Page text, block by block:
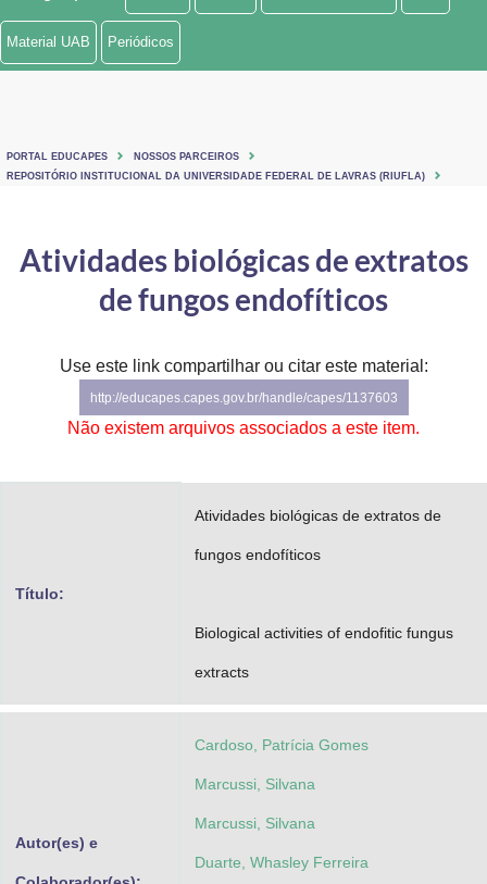
Ministério de Minas e Energia
Ministério do Turismo
Controladoria-Geral da União
Ministério da Mulher, da Família e dos Direitos Humanos
Secretaria-Geral
Planalto
Material UAB Periódicos
PORTAL EDUCAPES
NOSSOS PARCEIROS
REPOSITÓRIO INSTITUCIONAL DA UNIVERSIDADE FEDERAL DE LAVRAS (RIUFLA)
Atividades biológicas de extratos
de fungos endofíticos
Use este link compartilhar ou citar este material:
http://educapes.capes.gov.br/handle/capes/1137603
Não existem arquivos associados a este item.
Título:
Atividades biológicas de extratos de
fungos endofíticos
Biological activities of endofitic fungus
extracts
Autor(es) e
Cardoso, Patrícia Gomes
Marcussi, Silvana
Marcussi, Silvana
Duarte, Whasley Ferreira